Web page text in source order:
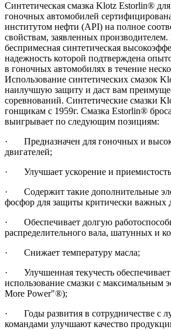
Синтетическая смазка Klotz Estorlin® для
гоночных автомобилей
институтом нефти (API) на полное
свойствам, заявленных
беспримесная синтетическая
надежность которой подтверждена
в гоночных автомобилях в течение
Использование синтетических смазок
наилучшую защиту и даст вам
соревнований. Синтетические смазки
гонщикам с 1959г. Смазка Estorlin®
выигрывает по следующим позициям:
· Предназначен для гоночных и
двигателей;
· Улучшает ускорение и приемистость
· Содержит такие дополнительные
фосфор для защиты критически важных
· Обеспечивает долгую
распределительного вала, шатунных и
· Снижает температуру масла;
· Улучшенная текучесть
использование смазки с максимальным
More Power"®);
· Годы развития в сотрудничестве с
командами улучшают качество